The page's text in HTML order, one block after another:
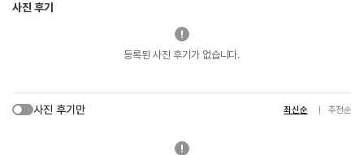
사진 후기
등록된 사진 후기가 없습니다.
사진 후기만 최신순 추천순